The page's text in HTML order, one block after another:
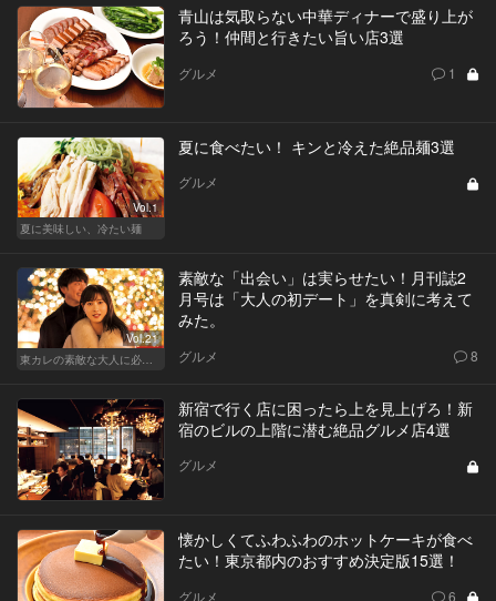
青山は気取らない中華ディナーで盛り上が
ろう！仲間と行きたい旨い店3選
グルメ 1
Vol.1
夏に美味しい、冷たい麺
夏に食べたい！ キンと冷えた絶品麺3選
グルメ
Vol.21
東カレの素敵な大人に必要なこと
素敵な「出会い」は実らせたい！月刊誌2
月号は「大人の初デート」を真剣に考えて
みた。
グルメ 8
新宿で行く店に困ったら上を見上げろ！新
宿のビルの上階に潜む絶品グルメ店4選
グルメ
懐かしくてふわふわのホットケーキが食べ
たい！東京都内のおすすめ決定版15選！
グルメ 6